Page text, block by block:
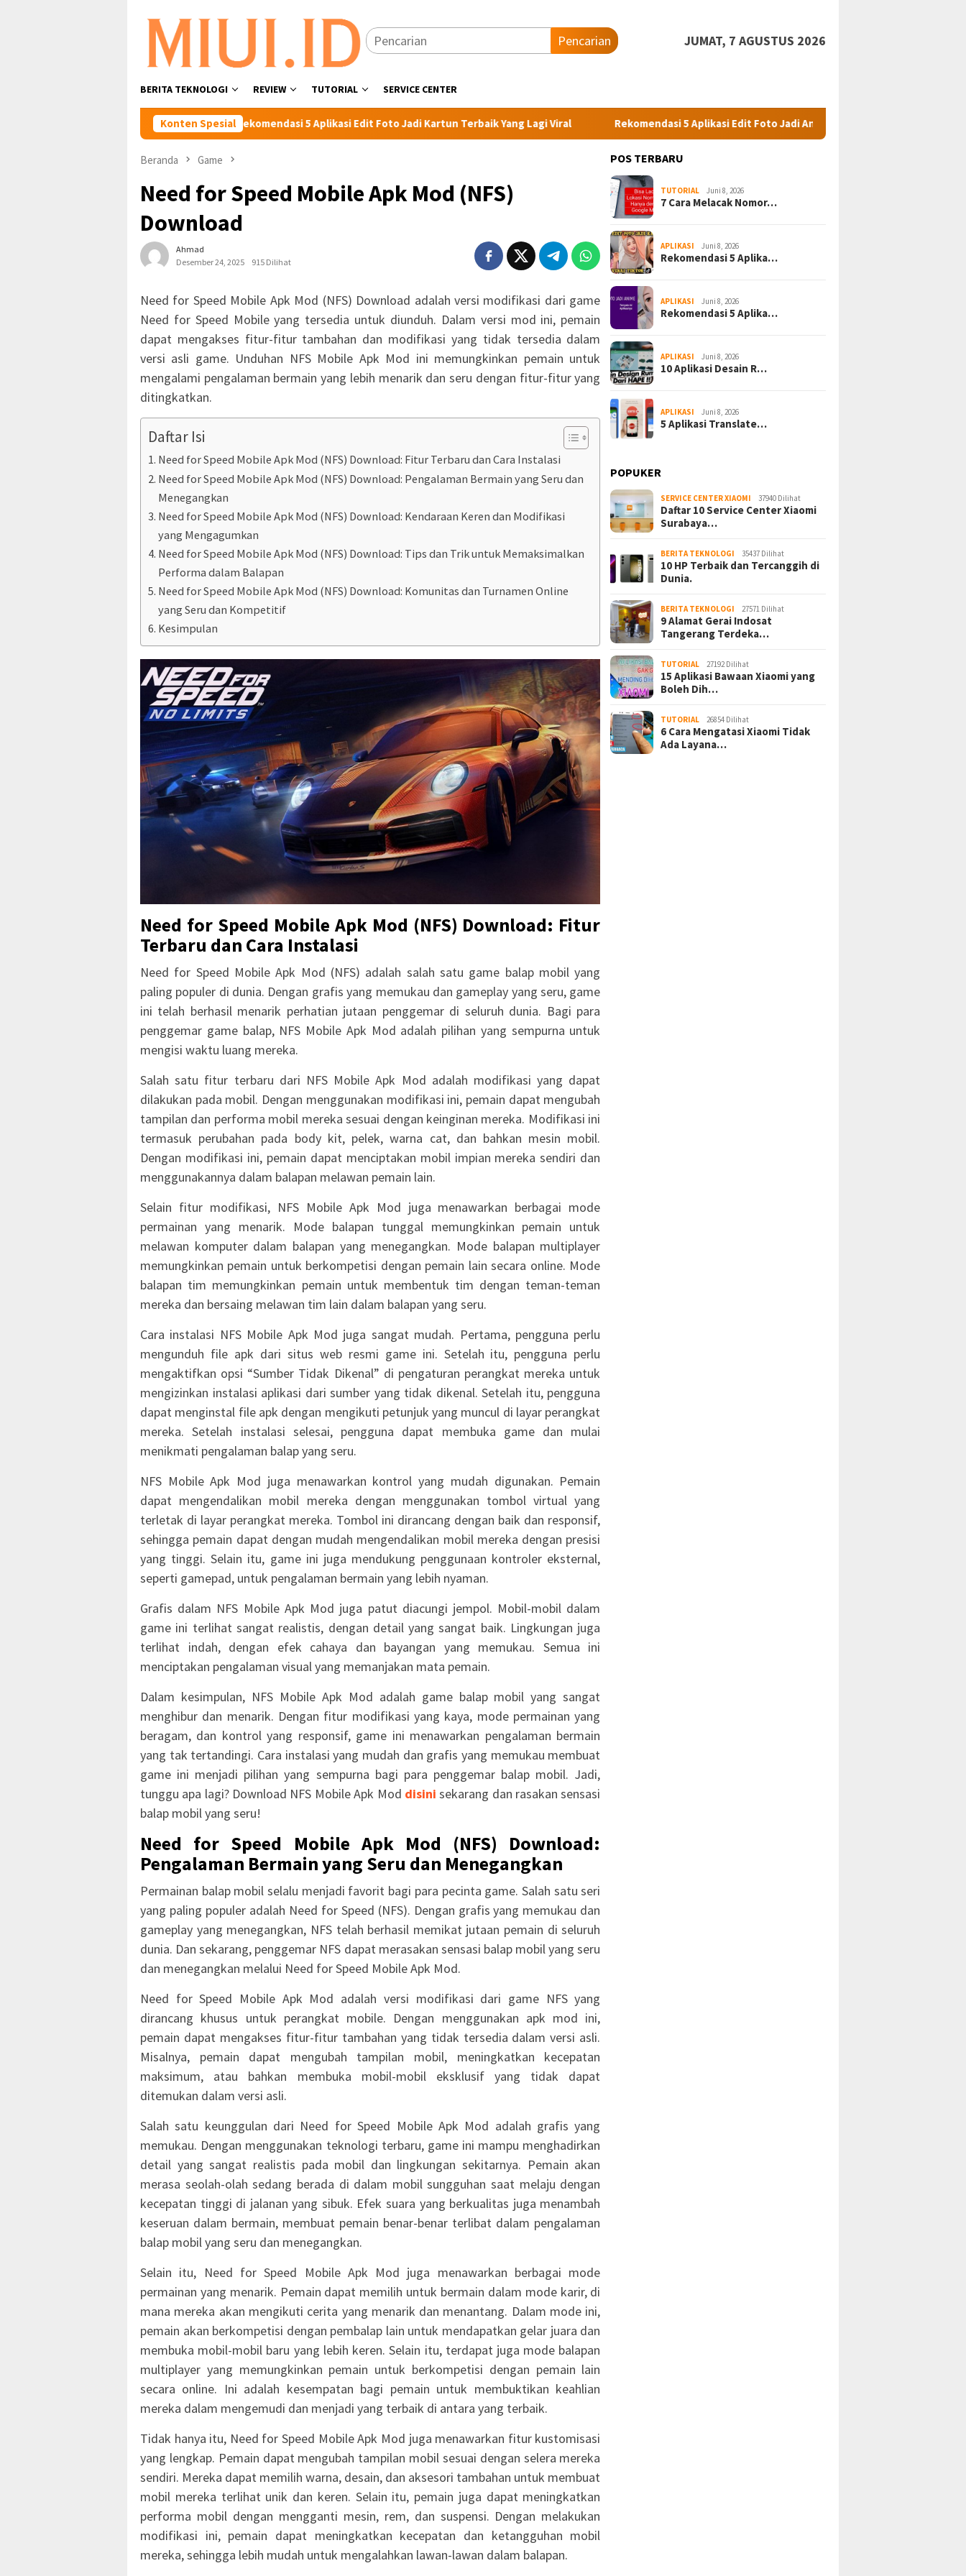
konten
Pencarian JUMAT, 7 AGUSTUS 2026
BERITA TEKNOLOGI REVIEW TUTORIAL SERVICE CENTER
Konten Spesial
Rekomendasi 5 Aplikasi Edit Foto Jadi Kartun Terbaik Yang Lagi Viral Rekomendasi 5 Aplikasi Edit Foto Jadi Anime Terbaik untuk Kreasi yang Menakjubkan
Beranda Game
Need for Speed Mobile Apk Mod (NFS)
Download
Ahmad
Desember 24, 2025
915 Dilihat
Need for Speed Mobile Apk Mod (NFS) Download adalah versi modifikasi dari game
Need for Speed Mobile yang tersedia untuk diunduh. Dalam versi mod ini, pemain
dapat mengakses fitur-fitur tambahan dan modifikasi yang tidak tersedia dalam
versi asli game. Unduhan NFS Mobile Apk Mod ini memungkinkan pemain untuk
mengalami pengalaman bermain yang lebih menarik dan seru dengan fitur-fitur yang
ditingkatkan.
Daftar Isi
Need for Speed Mobile Apk Mod (NFS) Download: Fitur Terbaru dan Cara Instalasi
Need for Speed Mobile Apk Mod (NFS) Download: Pengalaman Bermain yang Seru dan
Menegangkan
Need for Speed Mobile Apk Mod (NFS) Download: Kendaraan Keren dan Modifikasi
yang Mengagumkan
Need for Speed Mobile Apk Mod (NFS) Download: Tips dan Trik untuk Memaksimalkan
Performa dalam Balapan
Need for Speed Mobile Apk Mod (NFS) Download: Komunitas dan Turnamen Online
yang Seru dan Kompetitif
Kesimpulan
Need for Speed Mobile Apk Mod (NFS) Download: Fitur
Terbaru dan Cara Instalasi
Need for Speed Mobile Apk Mod (NFS) adalah salah satu game balap mobil yang
paling populer di dunia. Dengan grafis yang memukau dan gameplay yang seru, game
ini telah berhasil menarik perhatian jutaan penggemar di seluruh dunia. Bagi para
penggemar game balap, NFS Mobile Apk Mod adalah pilihan yang sempurna untuk
mengisi waktu luang mereka.
Salah satu fitur terbaru dari NFS Mobile Apk Mod adalah modifikasi yang dapat
dilakukan pada mobil. Dengan menggunakan modifikasi ini, pemain dapat mengubah
tampilan dan performa mobil mereka sesuai dengan keinginan mereka. Modifikasi ini
termasuk perubahan pada body kit, pelek, warna cat, dan bahkan mesin mobil.
Dengan modifikasi ini, pemain dapat menciptakan mobil impian mereka sendiri dan
menggunakannya dalam balapan melawan pemain lain.
Selain fitur modifikasi, NFS Mobile Apk Mod juga menawarkan berbagai mode
permainan yang menarik. Mode balapan tunggal memungkinkan pemain untuk
melawan komputer dalam balapan yang menegangkan. Mode balapan multiplayer
memungkinkan pemain untuk berkompetisi dengan pemain lain secara online. Mode
balapan tim memungkinkan pemain untuk membentuk tim dengan teman-teman
mereka dan bersaing melawan tim lain dalam balapan yang seru.
Cara instalasi NFS Mobile Apk Mod juga sangat mudah. Pertama, pengguna perlu
mengunduh file apk dari situs web resmi game ini. Setelah itu, pengguna perlu
mengaktifkan opsi “Sumber Tidak Dikenal” di pengaturan perangkat mereka untuk
mengizinkan instalasi aplikasi dari sumber yang tidak dikenal. Setelah itu, pengguna
dapat menginstal file apk dengan mengikuti petunjuk yang muncul di layar perangkat
mereka. Setelah instalasi selesai, pengguna dapat membuka game dan mulai
menikmati pengalaman balap yang seru.
NFS Mobile Apk Mod juga menawarkan kontrol yang mudah digunakan. Pemain
dapat mengendalikan mobil mereka dengan menggunakan tombol virtual yang
terletak di layar perangkat mereka. Tombol ini dirancang dengan baik dan responsif,
sehingga pemain dapat dengan mudah mengendalikan mobil mereka dengan presisi
yang tinggi. Selain itu, game ini juga mendukung penggunaan kontroler eksternal,
seperti gamepad, untuk pengalaman bermain yang lebih nyaman.
Grafis dalam NFS Mobile Apk Mod juga patut diacungi jempol. Mobil-mobil dalam
game ini terlihat sangat realistis, dengan detail yang sangat baik. Lingkungan juga
terlihat indah, dengan efek cahaya dan bayangan yang memukau. Semua ini
menciptakan pengalaman visual yang memanjakan mata pemain.
Dalam kesimpulan, NFS Mobile Apk Mod adalah game balap mobil yang sangat
menghibur dan menarik. Dengan fitur modifikasi yang kaya, mode permainan yang
beragam, dan kontrol yang responsif, game ini menawarkan pengalaman bermain
yang tak tertandingi. Cara instalasi yang mudah dan grafis yang memukau membuat
game ini menjadi pilihan yang sempurna bagi para penggemar balap mobil. Jadi,
tunggu apa lagi? Download NFS Mobile Apk Mod disini sekarang dan rasakan sensasi
balap mobil yang seru!
Need for Speed Mobile Apk Mod (NFS) Download:
Pengalaman Bermain yang Seru dan Menegangkan
Permainan balap mobil selalu menjadi favorit bagi para pecinta game. Salah satu seri
yang paling populer adalah Need for Speed (NFS). Dengan grafis yang memukau dan
gameplay yang menegangkan, NFS telah berhasil memikat jutaan pemain di seluruh
dunia. Dan sekarang, penggemar NFS dapat merasakan sensasi balap mobil yang seru
dan menegangkan melalui Need for Speed Mobile Apk Mod.
Need for Speed Mobile Apk Mod adalah versi modifikasi dari game NFS yang
dirancang khusus untuk perangkat mobile. Dengan menggunakan apk mod ini,
pemain dapat mengakses fitur-fitur tambahan yang tidak tersedia dalam versi asli.
Misalnya, pemain dapat mengubah tampilan mobil, meningkatkan kecepatan
maksimum, atau bahkan membuka mobil-mobil eksklusif yang tidak dapat
ditemukan dalam versi asli.
Salah satu keunggulan dari Need for Speed Mobile Apk Mod adalah grafis yang
memukau. Dengan menggunakan teknologi terbaru, game ini mampu menghadirkan
detail yang sangat realistis pada mobil dan lingkungan sekitarnya. Pemain akan
merasa seolah-olah sedang berada di dalam mobil sungguhan saat melaju dengan
kecepatan tinggi di jalanan yang sibuk. Efek suara yang berkualitas juga menambah
keseruan dalam bermain, membuat pemain benar-benar terlibat dalam pengalaman
balap mobil yang seru dan menegangkan.
Selain itu, Need for Speed Mobile Apk Mod juga menawarkan berbagai mode
permainan yang menarik. Pemain dapat memilih untuk bermain dalam mode karir, di
mana mereka akan mengikuti cerita yang menarik dan menantang. Dalam mode ini,
pemain akan berkompetisi dengan pembalap lain untuk mendapatkan gelar juara dan
membuka mobil-mobil baru yang lebih keren. Selain itu, terdapat juga mode balapan
multiplayer yang memungkinkan pemain untuk berkompetisi dengan pemain lain
secara online. Ini adalah kesempatan bagi pemain untuk membuktikan keahlian
mereka dalam mengemudi dan menjadi yang terbaik di antara yang terbaik.
Tidak hanya itu, Need for Speed Mobile Apk Mod juga menawarkan fitur kustomisasi
yang lengkap. Pemain dapat mengubah tampilan mobil sesuai dengan selera mereka
sendiri. Mereka dapat memilih warna, desain, dan aksesori tambahan untuk membuat
mobil mereka terlihat unik dan keren. Selain itu, pemain juga dapat meningkatkan
performa mobil dengan mengganti mesin, rem, dan suspensi. Dengan melakukan
modifikasi ini, pemain dapat meningkatkan kecepatan dan ketangguhan mobil
mereka, sehingga lebih mudah untuk mengalahkan lawan-lawan dalam balapan.
POS TERBARU
TUTORIAL Juni 8, 2026
7 Cara Melacak Nomor…
APLIKASI Juni 8, 2026
Rekomendasi 5 Aplika…
APLIKASI Juni 8, 2026
Rekomendasi 5 Aplika…
APLIKASI Juni 8, 2026
10 Aplikasi Desain R…
APLIKASI Juni 8, 2026
5 Aplikasi Translate…
POPUKER
SERVICE CENTER XIAOMI 37940 Dilihat
Daftar 10 Service Center Xiaomi
Surabaya…
BERITA TEKNOLOGI 35437 Dilihat
10 HP Terbaik dan Tercanggih di
Dunia.
BERITA TEKNOLOGI 27571 Dilihat
9 Alamat Gerai Indosat
Tangerang Terdeka…
TUTORIAL 27192 Dilihat
15 Aplikasi Bawaan Xiaomi yang
Boleh Dih…
TUTORIAL 26854 Dilihat
6 Cara Mengatasi Xiaomi Tidak
Ada Layana…